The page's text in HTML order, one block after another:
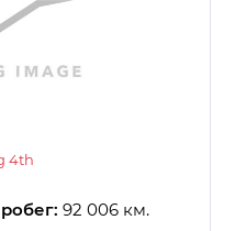
4th
92 006 км.